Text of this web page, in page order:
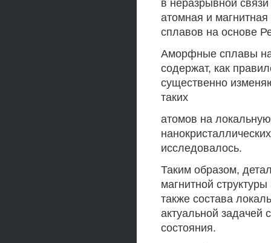
в неразрывной
атомная и
сплавов на основе
Аморфные сплавы
содержат, как
существенно
таких
атомов на
исследовалось.
Таким образом,
магнитной
также состава
актуальной задачей
состояния.